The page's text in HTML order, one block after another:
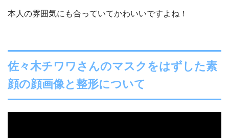
本人の雰囲気にも合っていてかわいいですよね！
佐々木チワワさんのマスクをはずした素
顔の顔画像と整形について